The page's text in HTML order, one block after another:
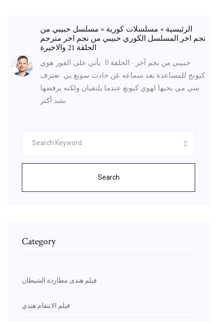
الرئيسية » مسلسلات كورية » مسلسل حبيبي من
نجم اخر المسلسل الكوري حبيبي من نجم اخر مترجم
الحلقة 21 والاخيرة
حبيبي من نجم آخر - الحلقة 8. يأتي على الفور هوي
كيونج للمساعدة بعد سماعه عن حادث سونغ يي. تعترف
سي مي بحبها لهوي كيونغ عندما يلتقيان ولكنه يرفضها
Search
Category
فيلم هندى مطاردة الشيطان
فيلم الانتقام هندي